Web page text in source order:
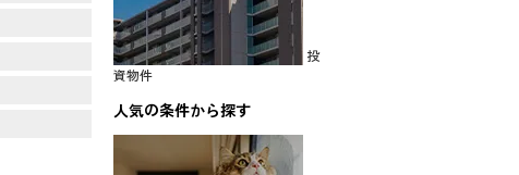
投
資物件
人気の条件から探す